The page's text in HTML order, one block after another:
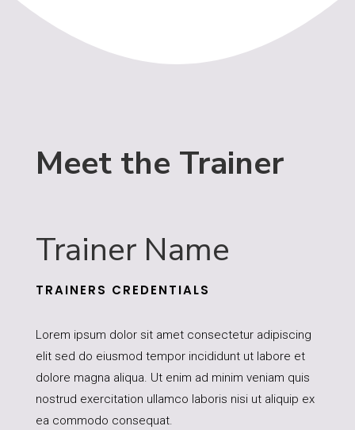
Meet the Trainer
Trainer Name
TRAINERS CREDENTIALS
Lorem ipsum dolor sit amet consectetur adipiscing
elit sed do eiusmod tempor incididunt ut labore et
dolore magna aliqua. Ut enim ad minim veniam quis
nostrud exercitation ullamco laboris nisi ut aliquip ex
ea commodo consequat.